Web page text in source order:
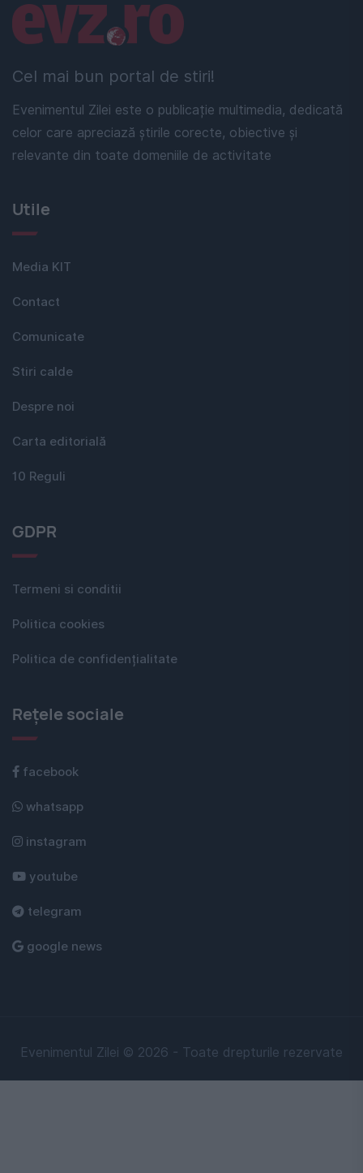
Cel mai bun portal de stiri!
Evenimentul Zilei este o publicație multimedia, dedicată
celor care apreciază știrile corecte, obiective și
relevante din toate domeniile de activitate
Linkuri utile
Utile
Media KIT
Contact
Comunicate
Stiri calde
Despre noi
Carta editorială
10 Reguli
GDPR
Termeni si conditii
Politica cookies
Politica de confidențialitate
Rețele sociale
facebook
whatsapp
instagram
youtube
telegram
google news
Evenimentul Zilei © 2026 - Toate drepturile rezervate